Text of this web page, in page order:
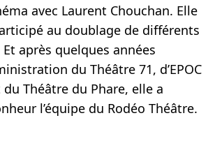
avec Laurent Chouchan. Elle
au doublage de différents
après quelques années
du Théâtre 71, d’EPOC
Théâtre du Phare, elle a
l’équipe du Rodéo Théâtre.